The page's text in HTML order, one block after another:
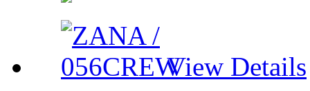
View Details